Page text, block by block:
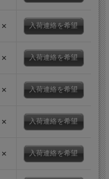
× 入荷連絡を希望
× 入荷連絡を希望
× 入荷連絡を希望
× 入荷連絡を希望
× 入荷連絡を希望